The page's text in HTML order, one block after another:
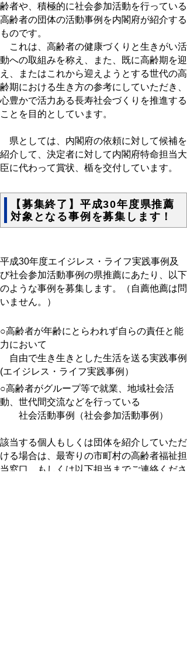
齢者や、積極的に社会参加活動を行っている
高齢者の団体の活動事例を内閣府が紹介する
ものです。
これは、高齢者の健康づくりと生きがい活
動への取組みを称え、また、既に高齢期を迎
え、またはこれから迎えようとする世代の高
齢期における生き方の参考にしていただき、
心豊かで活力ある長寿社会づくりを推進する
ことを目的としています。
県としては、内閣府の依頼に対して候補を
紹介して、決定者に対して内閣府特命担当大
臣に代わって賞状、楯を交付しています。
【募集終了】平成30年度県推薦
対象となる事例を募集します！
平成30年度エイジレス・ライフ実践事例及
び社会参加活動事例の県推薦にあたり、以下
のような事例を募集します。（自薦他薦は問
いません。）
○高齢者が年齢にとらわれず自らの責任と能
力において
自由で生き生きとした生活を送る実践事例
(エイジレス・ライフ実践事例）
○高齢者がグループ等で就業、地域社会活
動、世代間交流などを行っている
社会活動事例（社会参加活動事例）
該当する個人もしくは団体を紹介していただ
ける場合は、最寄りの市町村の高齢者福祉担
当窓口、もしくは以下担当までご連絡くださ